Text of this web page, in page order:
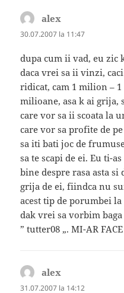
alex
30.07.2007 la 11:47
dupa cum ii vad, eu zic
daca vrei sa ii vinzi,
ridicat, cam 1 milion –
milioane, asa k ai grija,
care vor sa ii scoata la
care vor sa profite de
sa iti bati joc de
sa te scapi de ei. Eu ti-
bine despre rasa asta
grija de ei, fiindca nu
acest tip de porumbei
dak vrei sa vorbim
” tutter08 „. MI-AR FACE
alex
31.07.2007 la 14:12